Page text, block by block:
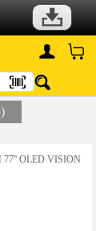
OLED VISION